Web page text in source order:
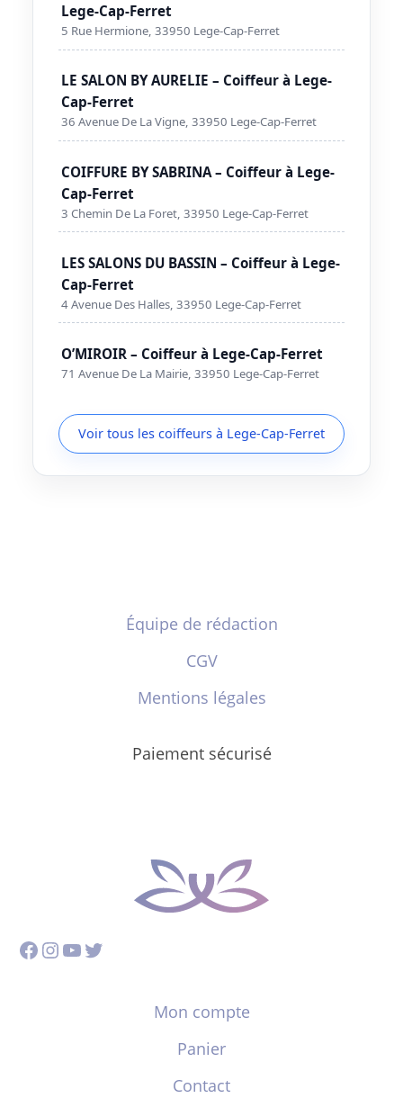
Lege-Cap-Ferret
5 Rue Hermione, 33950 Lege-Cap-Ferret
LE SALON BY AURELIE – Coiffeur à Lege-
Cap-Ferret
36 Avenue De La Vigne, 33950 Lege-Cap-Ferret
COIFFURE BY SABRINA – Coiffeur à Lege-
Cap-Ferret
3 Chemin De La Foret, 33950 Lege-Cap-Ferret
LES SALONS DU BASSIN – Coiffeur à Lege-
Cap-Ferret
4 Avenue Des Halles, 33950 Lege-Cap-Ferret
O’MIROIR – Coiffeur à Lege-Cap-Ferret
71 Avenue De La Mairie, 33950 Lege-Cap-Ferret
Voir tous les coiffeurs à Lege-Cap-Ferret
Équipe de rédaction
CGV
Mentions légales
Paiement sécurisé
Facebook
Instagram
YouTube
Twitter
Mon compte
Panier
Contact